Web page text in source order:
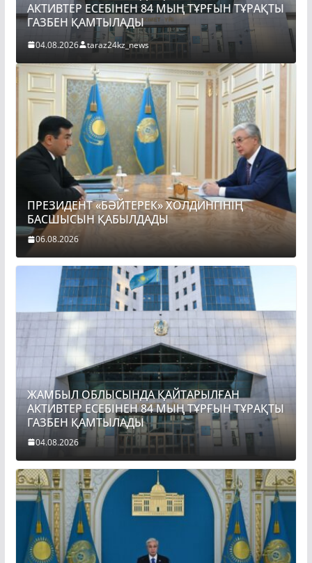
АКТИВТЕР ЕСЕБІНЕН 84 МЫҢ ТҰРҒЫН ТҰРАҚТЫ
ГАЗБЕН ҚАМТЫЛАДЫ
04.08.2026 taraz24kz_news
ПРЕЗИДЕНТ «БӘЙТЕРЕК» ХОЛДИНГІНІҢ
БАСШЫСЫН ҚАБЫЛДАДЫ
06.08.2026
ЖАМБЫЛ ОБЛЫСЫНДА ҚАЙТАРЫЛҒАН
АКТИВТЕР ЕСЕБІНЕН 84 МЫҢ ТҰРҒЫН ТҰРАҚТЫ
ГАЗБЕН ҚАМТЫЛАДЫ
04.08.2026